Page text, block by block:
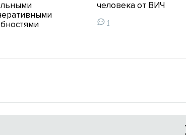
человека от ВИЧ
1